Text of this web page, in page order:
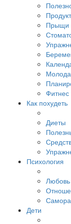
Прыщи
Фитнес
Как похудеть
Диеты
Психология
Дети